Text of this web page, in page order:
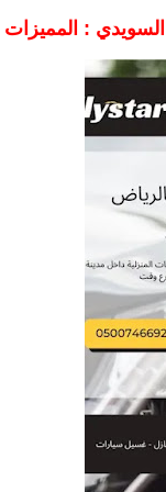
السويدي :